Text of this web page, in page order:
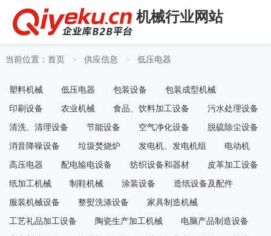
机械行业网站
当前位置： 首页 > 供应信息 > 低压电器
塑料机械 低压电器 包装设备
包装成型机械
印刷设备
农业机械 食品、饮料加工设备
污水处理设备
清洗、清理设备
节能设备 空气净化设备
脱硫除尘设备
消音降噪设备
垃圾焚烧炉 发电机、发电机组
电动机
高压电器
配电输电设备 纺织设备和器材
皮革加工设备
纸加工机械
制鞋机械 涂装设备
造纸设备及配件
服装机械设备
整熨洗涤设备
家具制造机械
工艺礼品加工设备
陶瓷生产加工机械
电脑产品制造设备